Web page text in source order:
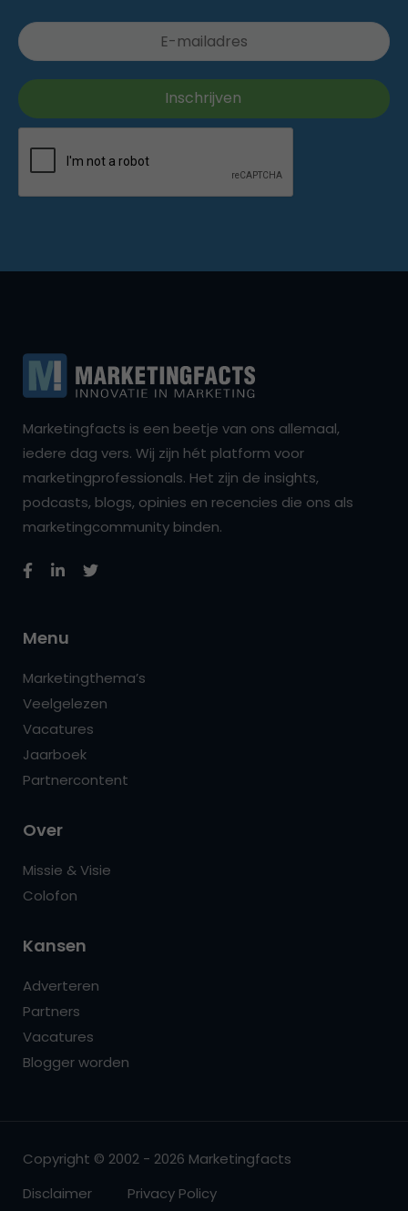
Marketingfacts is een beetje van ons allemaal,
iedere dag vers. Wij zijn hét platform voor
marketingprofessionals. Het zijn de insights,
podcasts, blogs, opinies en recencies die ons als
marketingcommunity binden.
Menu
Marketingthema’s
Veelgelezen
Vacatures
Jaarboek
Partnercontent
Over
Missie & Visie
Colofon
Kansen
Adverteren
Partners
Vacatures
Blogger worden
Copyright © 2002 - 2026 Marketingfacts
Disclaimer
Privacy Policy